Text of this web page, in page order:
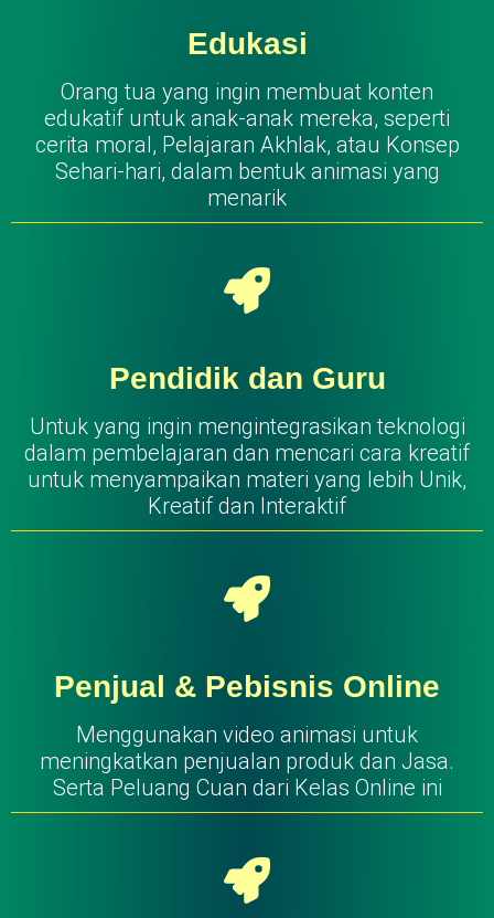
Edukasi
Orang tua yang ingin membuat konten
edukatif untuk anak-anak mereka, seperti
cerita moral, Pelajaran Akhlak, atau Konsep
Sehari-hari, dalam bentuk animasi yang
menarik
Pendidik dan Guru
Untuk yang ingin mengintegrasikan teknologi
dalam pembelajaran dan mencari cara kreatif
untuk menyampaikan materi yang lebih Unik,
Kreatif dan Interaktif
Penjual & Pebisnis Online
Menggunakan video animasi untuk
meningkatkan penjualan produk dan Jasa.
Serta Peluang Cuan dari Kelas Online ini